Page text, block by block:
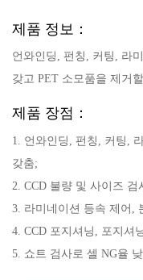
제품 정보：
언와인딩, 펀칭, 커팅, 라
갖고 PET 소모품을 제거
제품 장점：
1. 언와인딩, 펀칭, 커팅,
갖춤;
2. CCD 불량 및 사이즈 검
3. 라미네이션 등속 제어,
4. CCD 포지셔닝, 포지셔
5. 쇼트 검사로 셀 NG율